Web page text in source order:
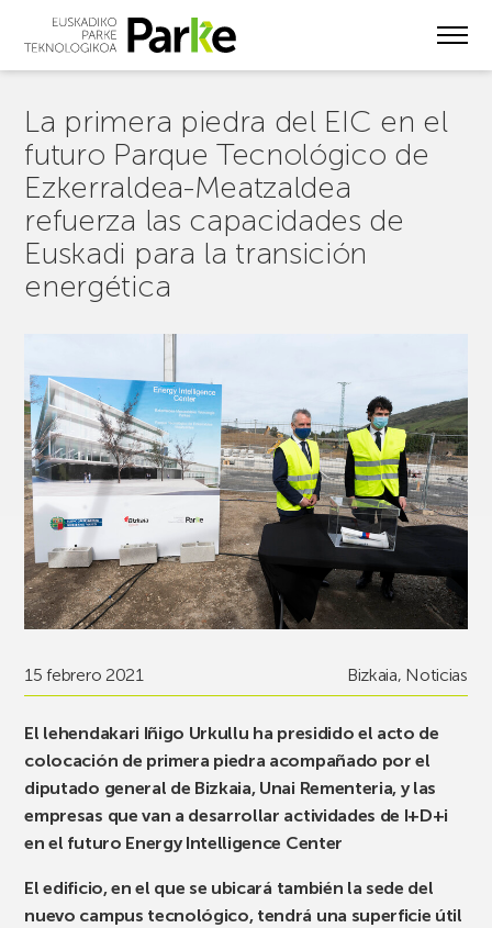
La primera piedra del EIC en el
futuro Parque Tecnológico de
Ezkerraldea-Meatzaldea
refuerza las capacidades de
Euskadi para la transición
energética
15 febrero 2021 Bizkaia, Noticias
El lehendakari Iñigo Urkullu ha presidido el acto de
colocación de primera piedra acompañado por el
diputado general de Bizkaia, Unai Rementeria, y las
empresas que van a desarrollar actividades de I+D+i
en el futuro Energy Intelligence Center
El edificio, en el que se ubicará también la sede del
nuevo campus tecnológico, tendrá una superficie útil